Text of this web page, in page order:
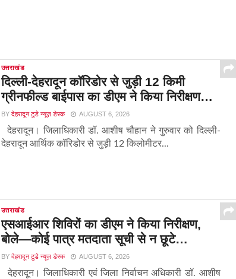
उत्तराखंड
दिल्ली-देहरादून कॉरिडोर से जुड़ी 12 किमी
ग्रीनफील्ड बाईपास का डीएम ने किया निरीक्षण…
BY देहरादून टुडे न्यूज़ डेस्क AUGUST 6, 2026
देहरादून। जिलाधिकारी डॉ. आशीष चौहान ने गुरुवार को दिल्ली-
देहरादून आर्थिक कॉरिडोर से जुड़ी 12 किलोमीटर...
उत्तराखंड
एसआईआर शिविरों का डीएम ने किया निरीक्षण,
बोले—कोई पात्र मतदाता सूची से न छूटे…
BY देहरादून टुडे न्यूज़ डेस्क AUGUST 6, 2026
देहरादून। जिलाधिकारी एवं जिला निर्वाचन अधिकारी डॉ. आशीष